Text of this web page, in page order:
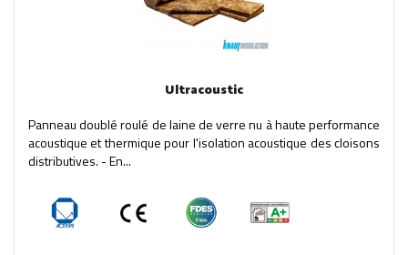
Ultracoustic
Panneau doublé roulé de laine de verre nu à haute performance
acoustique et thermique pour l'isolation acoustique des cloisons
distributives. - En...